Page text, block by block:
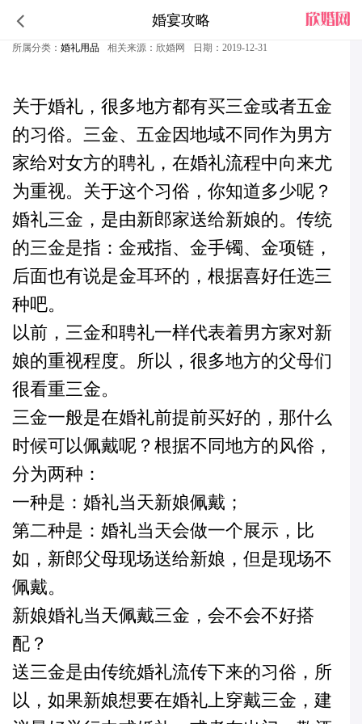
婚宴攻略 结婚三金是什么？结婚是否一定要有三金呢？有什么说法和意义？
所属分类： 婚礼用品 相关来源：欣婚网 日期：2019-12-31
关于婚礼，很多地方都有买三金或者五金
的习俗。三金、五金因地域不同作为男方
家给对女方的聘礼，在婚礼流程中向来尤
为重视。关于这个习俗，你知道多少呢？
婚礼三金，是由新郎家送给新娘的。传统
的三金是指：金戒指、金手镯、金项链，
后面也有说是金耳环的，根据喜好任选三
种吧。
以前，三金和聘礼一样代表着男方家对新
娘的重视程度。所以，很多地方的父母们
很看重三金。
三金一般是在婚礼前提前买好的，那什么
时候可以佩戴呢？根据不同地方的风俗，
分为两种：
一种是：婚礼当天新娘佩戴；
第二种是：婚礼当天会做一个展示，比
如，新郎父母现场送给新娘，但是现场不
佩戴。
新娘婚礼当天佩戴三金，会不会不好搭
配？
送三金是由传统婚礼流传下来的习俗，所
以，如果新娘想要在婚礼上穿戴三金，建